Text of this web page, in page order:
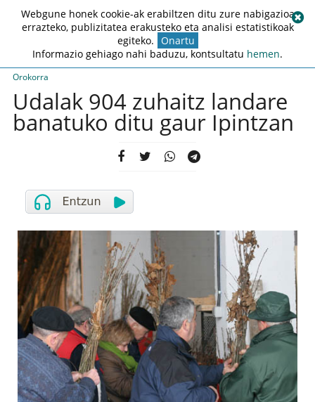
Orokorra
Udalak 904 zuhaitz landare
banatuko ditu gaur Ipintzan
Webgune honek cookie-ak erabiltzen ditu zure nabigazioa
errazteko, publizitatea erakusteko eta analisi estatistikoak
egiteko. Onartu
Informazio gehiago nahi baduzu, kontsultatu hemen.